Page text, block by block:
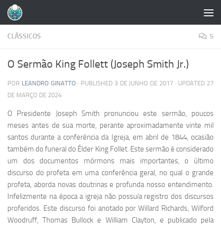
Skip to content
CLÁSSICOS 5
O Sermão King Follett (Joseph Smith Jr.)
POR LEANDRO GINATTO · PUBLISHED 3 DE JUNHO DE 2017· UPDATED 27
DE MARÇO DE 2024
O Presidente Joseph Smith pronunciou este sermão, poucos
meses antes de sua morte, perante aproximadamente vinte mil
santos durante a conferência da Igreja, em abril de 1844, ocasião
também do funeral do Élder King Follet. Este sermão é considerado
um dos documentos mórmons mais importantes, o último
discurso do profeta em uma conferência geral, no qual o grande
profeta, aborda novas doutrinas e profunda nosso entendimento.
Infelizmente na época a igreja não possuía registro dos discursos
proferidos. Este discurso foi anotado por Willard Richards, Wilford
Woodruff, Thomas Bullock e William Clayton, e publicado pela